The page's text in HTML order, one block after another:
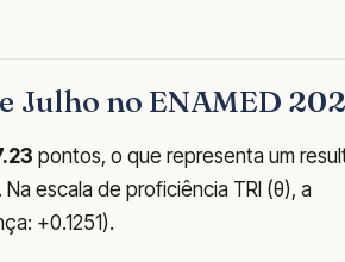
Julho no ENAMED
pontos, o que representa um
escala de proficiência TRI (θ), a
+0.1251).